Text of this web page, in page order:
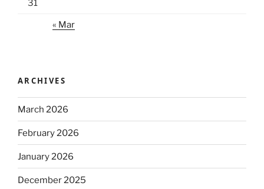
31
« Mar
ARCHIVES
March 2026
February 2026
January 2026
December 2025